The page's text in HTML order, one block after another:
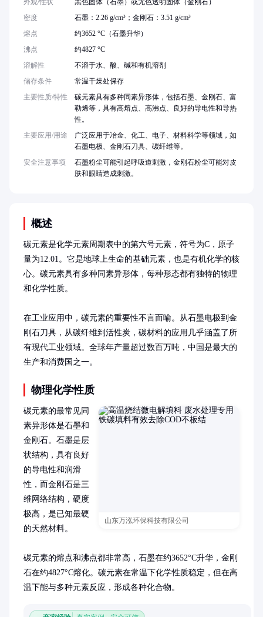
概述
碳元素是化学元素周期表中的第六号元素，符号为C，原子
量为12.01。它是地球上生命的基础元素，也是有机化学的核
心。碳元素具有多种同素异形体，每种形态都有独特的物理
和化学性质。
在工业应用中，碳元素的重要性不言而喻。从石墨电极到金
刚石刀具，从碳纤维到活性炭，碳材料的应用几乎涵盖了所
有现代工业领域。全球年产量超过数百万吨，中国是最大的
生产和消费国之一。
物理化学性质
山东万泓环保科技有限公司
碳元素的最常见同
素异形体是石墨和
金刚石。石墨是层
状结构，具有良好
的导电性和润滑
性，而金刚石是三
维网络结构，硬度
极高，是已知最硬
的天然材料。
碳元素的熔点和沸点都非常高，石墨在约3652°C升华，金刚
石在约4827°C熔化。碳元素在常温下化学性质稳定，但在高
温下能与多种元素反应，形成各种化合物。
外观/性状
黑色固体（石墨）或无色透明固体（金刚石）
密度
石墨：2.26 g/cm³；金刚石：3.51 g/cm³
熔点
约3652 °C（石墨升华）
沸点
约4827 °C
溶解性
不溶于水、酸、碱和有机溶剂
储存条件
常温干燥处保存
主要性质/特性
碳元素具有多种同素异形体，包括石墨、金刚石、富
勒烯等，具有高熔点、高沸点、良好的导电性和导热
性。
主要应用/用途
广泛应用于冶金、化工、电子、材料科学等领域，如
石墨电极、金刚石刀具、碳纤维等。
安全注意事项
石墨粉尘可能引起呼吸道刺激，金刚石粉尘可能对皮
肤和眼睛造成刺激。